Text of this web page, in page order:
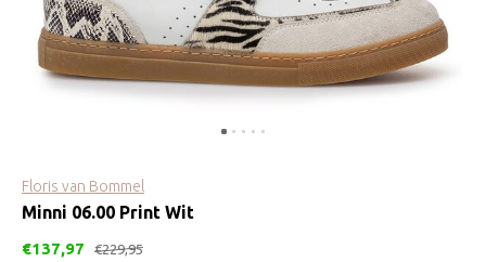
Floris van Bommel
Minni 06.00 Print Wit
€137,97
€229,95